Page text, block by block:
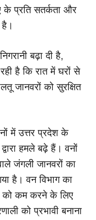
के प्रति सतर्कता और
बढ़ा दी है,
है कि रात में घरों से
जानवरों को सुरक्षित
में उत्तर प्रदेश के
हमले बढ़े हैं। वनों
जंगली जानवरों का
है। वन विभाग का
को कम करने के लिए
को प्रभावी बनाना